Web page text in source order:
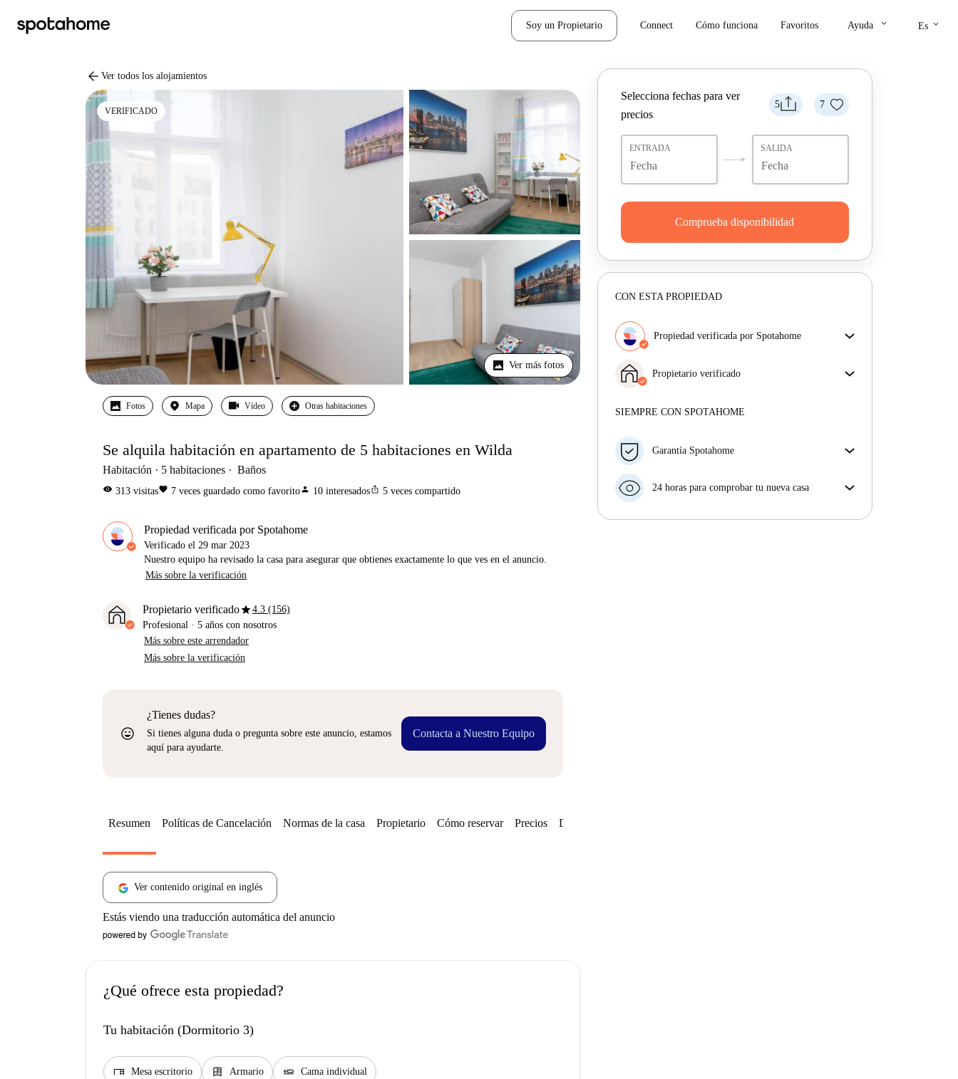
Soy un Propietario Connect Cómo funciona Favoritos Ayuda keyboard_arrow_down Es keyboard_arrow_down
arrow_back Ver todos los alojamientos
VERIFICADO
Ver más fotos
Fotos Mapa Vídeo Otras habitaciones
Se alquila habitación en apartamento de 5 habitaciones en Wilda
Habitación 5 habitaciones Baños
visibility 313 visitasfavorite 7 veces guardado como favoritoperson 10 interesadosios_share 5 veces compartido
Propiedad verificada por Spotahome
Verificado el 29 mar 2023
Nuestro equipo ha revisado la casa para asegurar que obtienes exactamente lo que ves en el anuncio.
Más sobre la verificación
Propietario verificadostar4.3 (156)
Profesional · 5 años con nosotros
Más sobre este arrendador
Más sobre la verificación
sentiment_very_satisfied
¿Tienes dudas?
Si tienes alguna duda o pregunta sobre este anuncio, estamos
aquí para ayudarte.
Contacta a Nuestro Equipo
5 7
Selecciona fechas para ver
precios
ENTRADA SALIDA
Comprueba disponibilidad
CON ESTA PROPIEDAD
Propiedad verificada por Spotahome
obtienes exactamente lo que ves en el anuncio.
Más sobre la verificación
Propietario verificado
Más sobre este arrendador
SIEMPRE CON SPOTAHOME
Garantía Spotahome
horas previas a la fecha de entrada, Spotahome A) te
el hotel hasta que encuentres nueva casa o B) te hará
24 horas para comprobar tu nueva casa
Resumen Políticas de Cancelación Normas de la casa Propietario Cómo reservar Precios Disponibilidades
Ver contenido original en inglés
Estás viendo una traducción automática del anuncio
¿Qué ofrece esta propiedad?
Tu habitación (Dormitorio 3)
desk Mesa escritorio dresser Armario airline_seat_flat Cama individual